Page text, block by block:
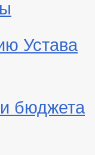
Устава
бюджета